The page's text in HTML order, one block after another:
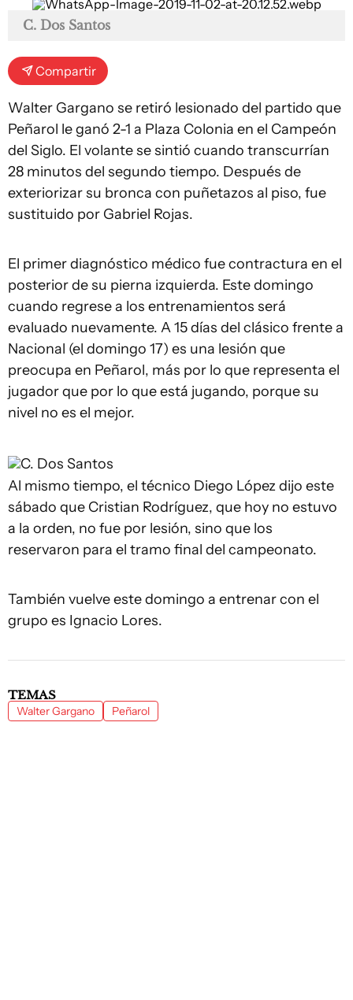
C. Dos Santos
Compartir
Walter Gargano se retiró lesionado del partido que
Peñarol le ganó 2-1 a Plaza Colonia en el Campeón
del Siglo. El volante se sintió cuando transcurrían
28 minutos del segundo tiempo. Después de
exteriorizar su bronca con puñetazos al piso, fue
sustituido por Gabriel Rojas.
El primer diagnóstico médico fue contractura en el
posterior de su pierna izquierda. Este domingo
cuando regrese a los entrenamientos será
evaluado nuevamente. A 15 días del clásico frente a
Nacional (el domingo 17) es una lesión que
preocupa en Peñarol, más por lo que representa el
jugador que por lo que está jugando, porque su
nivel no es el mejor.
C. Dos Santos
Al mismo tiempo, el técnico Diego López dijo este
sábado que Cristian Rodríguez, que hoy no estuvo
a la orden, no fue por lesión, sino que los
reservaron para el tramo final del campeonato.
También vuelve este domingo a entrenar con el
grupo es Ignacio Lores.
TEMAS
Walter Gargano Peñarol